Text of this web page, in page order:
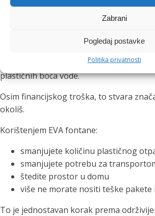
Zabrani
Pogledaj postavke
Politika privatnosti
Manje plastike, više
Prosječno kućanstvo tijekom godine
plastičnih boca vode.
Osim financijskog troška, to stvara
okoliš.
Korištenjem EVA fontane:
smanjujete količinu plastičnog
smanjujete potrebu za
štedite prostor u domu
više ne morate nositi teške pakete
To je jednostavan korak prema